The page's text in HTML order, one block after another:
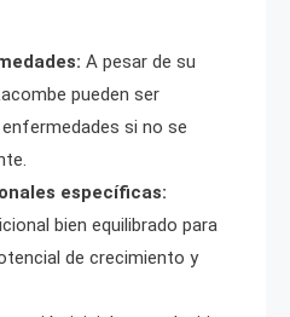
A pesar de su
pueden ser
si no se
específicas:
bien equilibrado para
de crecimiento y